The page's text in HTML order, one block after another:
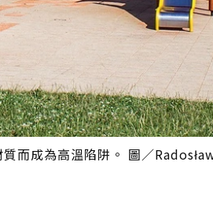
而成為高溫陷阱。 圖／